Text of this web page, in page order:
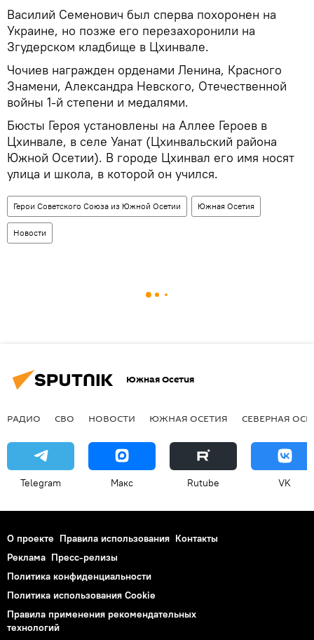
Василий Семенович был сперва похоронен на
Украине, но позже его перезахоронили на
Згудерском кладбище в Цхинвале.
Чочиев награжден орденами Ленина, Красного
Знамени, Александра Невского, Отечественной
войны 1-й степени и медалями.
Бюсты Героя установлены на Аллее Героев в
Цхинвале, в селе Уанат (Цхинвальский района
Южной Осетии). В городе Цхинвал его имя носят
улица и школа, в которой он учился.
Герои Советского Союза из Южной Осетии Южная Осетия
Новости
Южная Осетия
РАДИО СВО НОВОСТИ ЮЖНАЯ ОСЕТИЯ СЕВЕРНАЯ
Telegram Макс Rutube VK
О проекте Правила использования Контакты
Реклама Пресс-релизы
Политика конфиденциальности
Политика использования Cookie
Правила применения рекомендательных
технологий